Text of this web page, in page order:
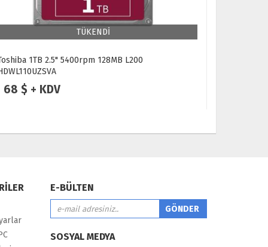
TÜKENDİ
1TB 2.5" 5400rpm 128MB L200
68 $ + KDV
E-BÜLTEN
SOSYAL MEDYA